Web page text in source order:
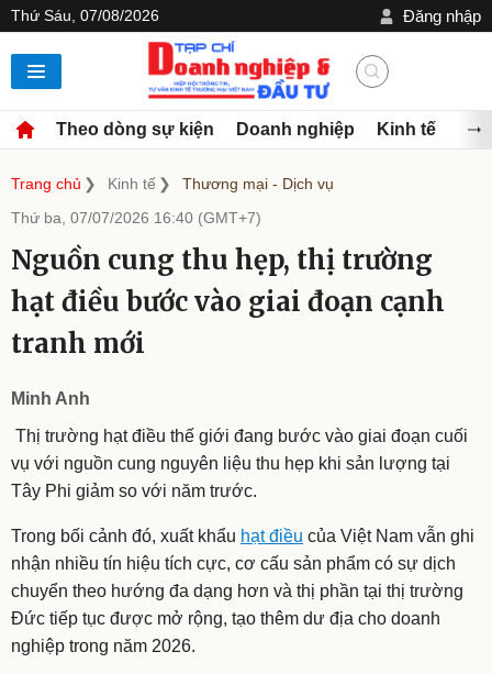
Thứ Sáu, 07/08/2026 Đăng nhập
Theo dòng sự kiện Doanh nghiệp Kinh tế
Trang chủ Kinh tế
Thương mại - Dịch vụ
Thứ ba, 07/07/2026 16:40 (GMT+7)
Nguồn cung thu hẹp, thị trường
hạt điều bước vào giai đoạn cạnh
tranh mới
Minh Anh
Thị trường hạt điều thế giới đang bước vào giai đoạn cuối
vụ với nguồn cung nguyên liệu thu hẹp khi sản lượng tại
Tây Phi giảm so với năm trước.
Trong bối cảnh đó, xuất khẩu hạt điều của Việt Nam vẫn ghi
nhận nhiều tín hiệu tích cực, cơ cấu sản phẩm có sự dịch
chuyển theo hướng đa dạng hơn và thị phần tại thị trường
Đức tiếp tục được mở rộng, tạo thêm dư địa cho doanh
nghiệp trong năm 2026.